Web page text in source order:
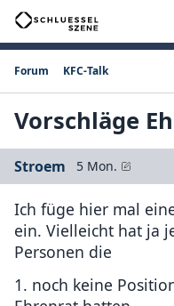
Forum KFC-Talk
Vorschläge
Stroem 5 Mon.
Ich füge hier mal
ein. Vielleicht hat ja
Personen die
1. noch keine